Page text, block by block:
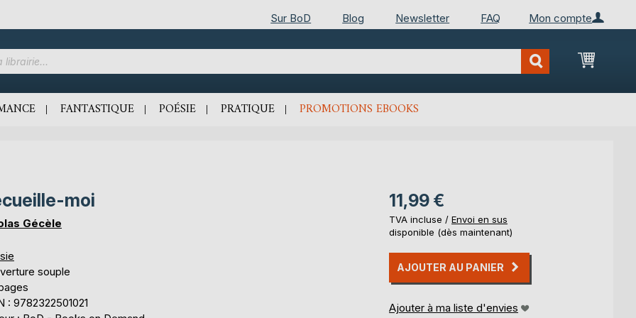
Mon compte
Sur BoD Blog Newsletter FAQ
Mon
FANTASTIQUE POÉSIE PRATIQUE PROMOTIONS EBOOKS
moi
Gécèle
souple
: 9782322501021
11,99 €
TVA incluse / Envoi en sus
disponible (dès maintenant)
AJOUTER AU PANIER
Ajouter à ma liste d'envies